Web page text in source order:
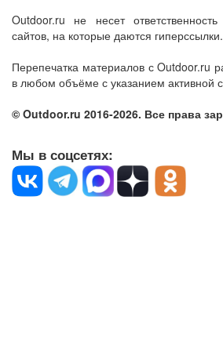
Outdoor.ru не несет
сайтов, на которые даются гиперссылки.
Перепечатка материалов с Outdoor.ru
в любом объёме с указанием активной
© Outdoor.ru 2016-2026. Все права
Мы в соцсетях: